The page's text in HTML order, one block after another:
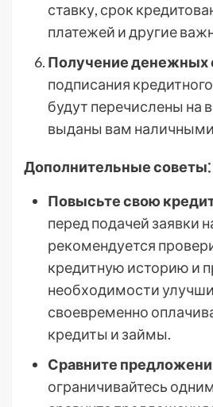
ставку, срок
платежей и другие
Получение денежных
подписания
будут перечислены на
выданы вам
Дополнительные советы⁚
Повысьте свою
перед подачей заявки
рекомендуется
кредитную историю и
необходимости
своевременно
кредиты и займы.
Сравните
ограничивайтесь